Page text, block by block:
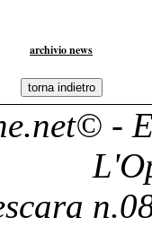
archivio news
© -